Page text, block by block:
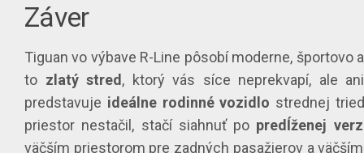
Záver
Tiguan vo výbave R-Line pôsobí moderne, športovo
to zlatý stred , ktorý vás síce neprekvapí, ale
predstavuje ideálne rodinné vozidlo strednej
priestor nestačil, stačí siahnuť po predĺženej
väčším priestorom pre zadných pasažierov a